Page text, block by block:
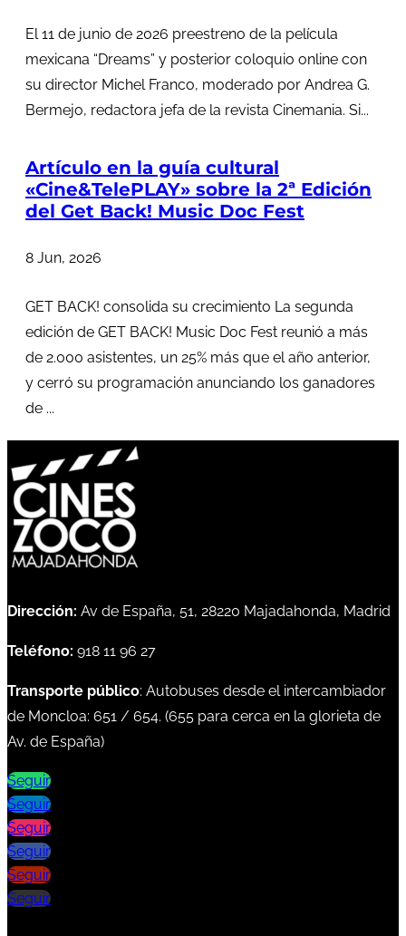
El 11 de junio de 2026 preestreno de la película
mexicana “Dreams” y posterior coloquio online con
su director Michel Franco, moderado por Andrea G.
Bermejo, redactora jefa de la revista Cinemania. Si...
Artículo en la guía cultural
«Cine&TelePLAY» sobre la 2ª Edición
del Get Back! Music Doc Fest
8 Jun, 2026
GET BACK! consolida su crecimiento La segunda
edición de GET BACK! Music Doc Fest reunió a más
de 2.000 asistentes, un 25% más que el año anterior,
y cerró su programación anunciando los ganadores
de ...
Dirección: Av de España, 51, 28220 Majadahonda, Madrid
Teléfono: 918 11 96 27
Transporte público: Autobuses desde el intercambiador
de Moncloa: 651 / 654. (655 para cerca en la glorieta de
Av. de España)
Seguir
Seguir
Seguir
Seguir
Seguir
Seguir